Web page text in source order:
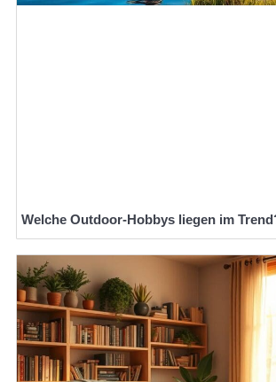
Welche Outdoor-Hobbys liegen im